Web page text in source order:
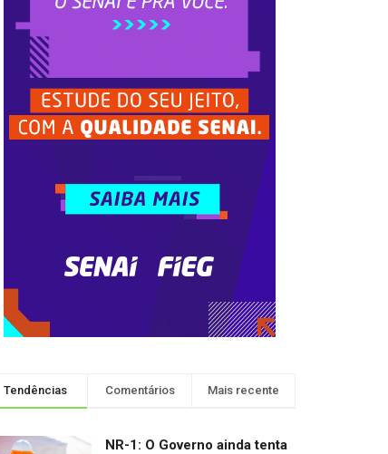
Tendências Comentários Mais recente
NR-1: O Governo ainda tenta